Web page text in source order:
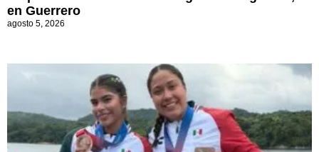
en Guerrero
agosto 5, 2026